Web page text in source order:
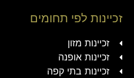
זכיינות לפי תחומים
זכיינות מזון
זכיינות אופנה
זכיינות בתי קפה